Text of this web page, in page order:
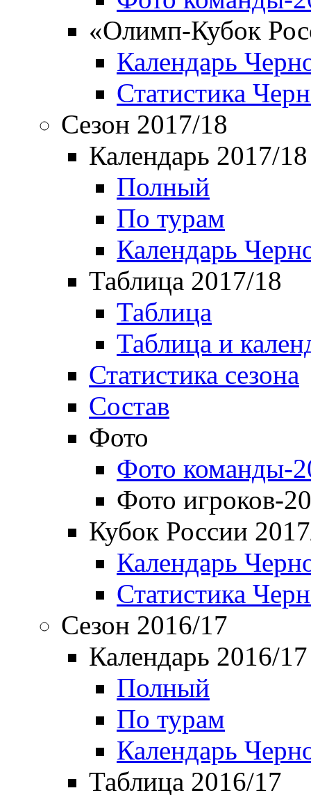
«Олимп-Кубок
Календарь
Статистика
Сезон 2017/18
Календарь 2017/18
Полный
По турам
Календарь
Таблица 2017/18
Таблица
Таблица и
Статистика сезона
Состав
Фото
Фото команды-
Фото игроков-
Кубок России
Календарь
Статистика
Сезон 2016/17
Календарь 2016/17
Полный
По турам
Календарь
Таблица 2016/17